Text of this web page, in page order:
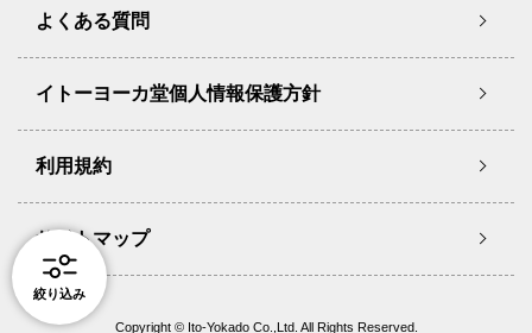
絞り込み
よくある質問
イトーヨーカ堂個人情報保護方針
利用規約
サイトマップ
Copyright © Ito-Yokado Co.,Ltd. All Rights Reserved.